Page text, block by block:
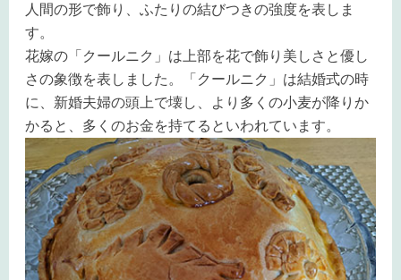
人間の形で飾り、ふたりの結びつきの強度を表しま
す。
花嫁の「クールニク」は上部を花で飾り美しさと優し
さの象徴を表しました。「クールニク」は結婚式の時
に、新婚夫婦の頭上で壊し、より多くの小麦が降りか
かると、多くのお金を持てるといわれています。